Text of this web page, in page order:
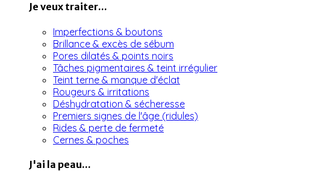
Je veux traiter...
Imperfections & boutons
Brillance & excès de sébum
Pores dilatés & points noirs
Tâches pigmentaires & teint irrégulier
Teint terne & manque d'éclat
Rougeurs & irritations
Déshydratation & sécheresse
Premiers signes de l'âge (ridules)
Rides & perte de fermeté
Cernes & poches
J'ai la peau...